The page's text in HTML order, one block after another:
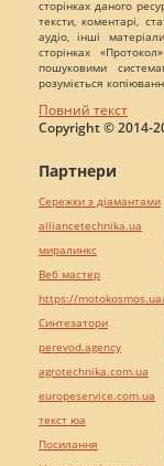
сторінках даного
тексти, коментарі,
аудіо, інші
сторінках
пошуковими
розуміється
Повний текст
Copyright © 2014-
Партнери
Сережки з діамантами
alliancetechnika.ua
миралинкс
Веб мастер
https://
Синтезатори
perevod.agency
agrotechnika.com.ua
europeservice.com.ua
текст юа
Посилання